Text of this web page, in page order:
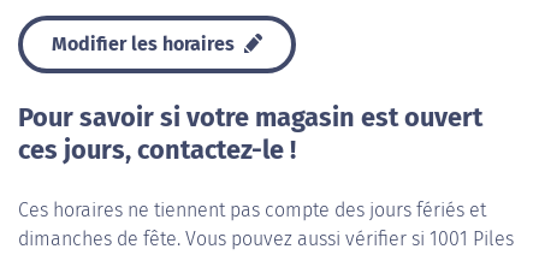
Modifier les horaires
Pour savoir si votre magasin est ouvert
ces jours, contactez-le !
Ces horaires ne tiennent pas compte des jours fériés et
dimanches de fête. Vous pouvez aussi vérifier si 1001 Piles